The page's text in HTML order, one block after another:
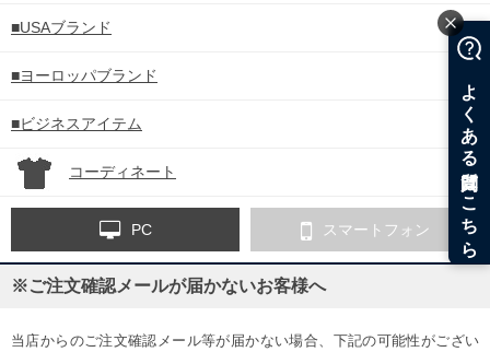
■USAブランド
■ヨーロッパブランド
■ビジネスアイテム
コーディネート
PC スマートフォン
※ご注文確認メールが届かないお客様へ
当店からのご注文確認メール等が届かない場合、下記の可能性がござい